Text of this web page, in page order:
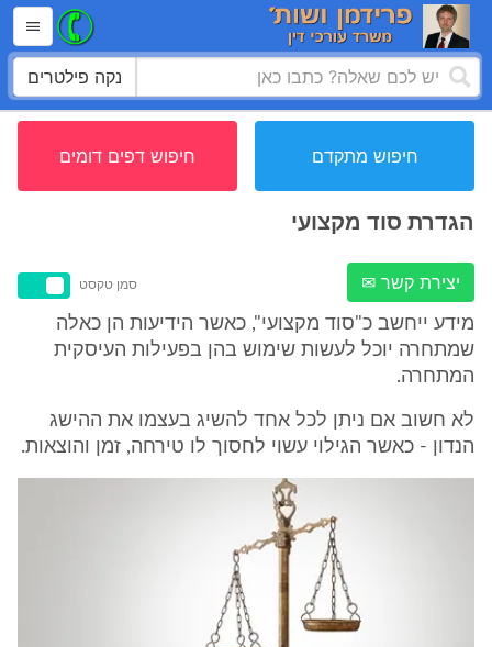
נקה פילטרים
חיפוש מתקדם חיפוש דפים דומים
הגדרת סוד מקצועי
יצירת קשר ✉ סמן טקסט
מידע ייחשב כ"סוד מקצועי", כאשר הידיעות הן כאלה
שמתחרה יוכל לעשות שימוש בהן בפעילות העיסקית
המתחרה.
לא חשוב אם ניתן לכל אחד להשיג בעצמו את ההישג
הנדון - כאשר הגילוי עשוי לחסוך לו טירחה, זמן והוצאות.